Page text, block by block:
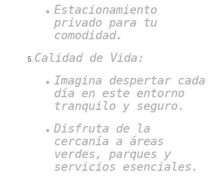
Estacionamiento
privado para tu
comodidad.
Calidad de Vida:
Imagina despertar cada
día en este entorno
tranquilo y seguro.
Disfruta de la
cercanía a áreas
verdes, parques y
servicios esenciales.